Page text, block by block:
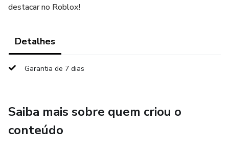
destacar no Roblox!
Detalhes
Garantia de 7 dias
Saiba mais sobre quem criou o
conteúdo